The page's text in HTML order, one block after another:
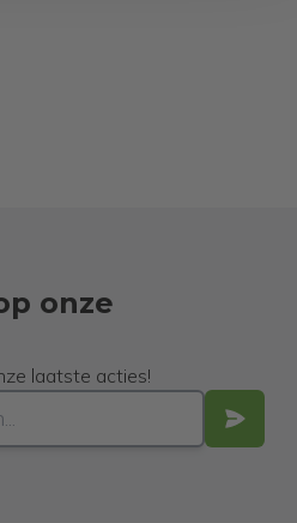
onze
laatste acties!